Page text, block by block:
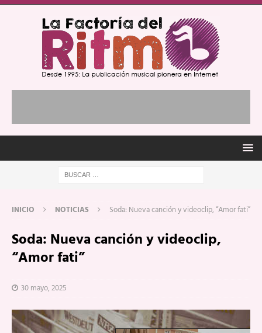
INICIO NOTICIAS Soda: Nueva canción y videoclip, “Amor fati”
Soda: Nueva canción y videoclip,
“Amor fati”
30 mayo, 2025